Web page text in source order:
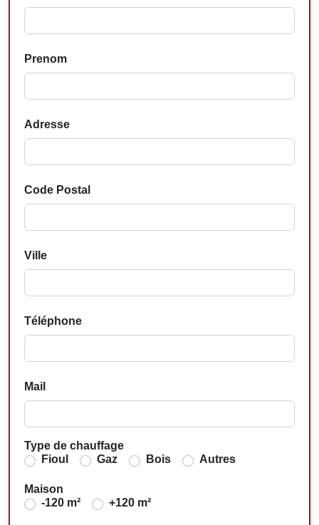
Prenom
Adresse
Code Postal
Ville
Téléphone
Mail
Type de chauffage
Fioul
Gaz Bois Autres
Maison
-120 m²
+120 m²